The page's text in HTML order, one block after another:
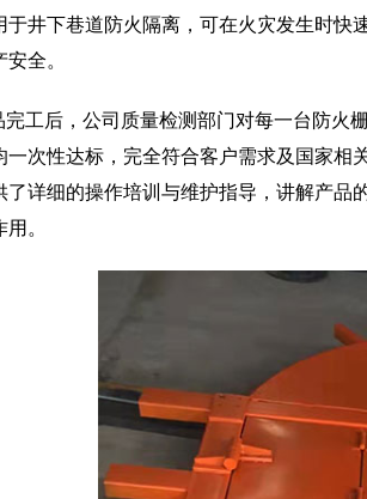
于井下巷道防火隔离，可在火灾发生时快
全。
完工后，公司质量检测部门对每一台防火
一次性达标，完全符合客户需求及国家相
了详细的操作培训与维护指导，讲解产
。